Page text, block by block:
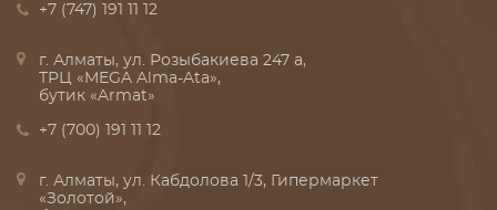
+7 (747) 191 11 12
г. Алматы, ул. Розыбакиева 247 а,
ТРЦ «MEGA Alma-Ata»,
бутик «Armat»
+7 (700) 191 11 12
г. Алматы, ул. Кабдолова 1/3, Гипермаркет
«Золотой»,